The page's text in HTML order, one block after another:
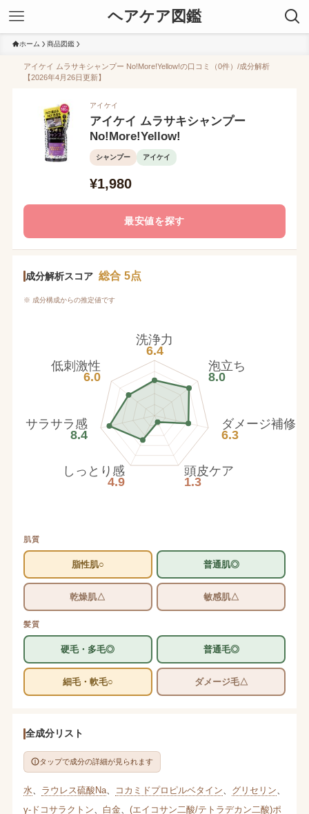
ヘアケア図鑑
ホーム 商品図鑑
アイケイ ムラサキシャンプー No!More!Yellow!の口コミ（0件）/成分解析
【2026年4月26日更新】
アイケイ
アイケイ ムラサキシャンプー
No!More!Yellow!
シャンプー アイケイ
¥1,980
最安値を探す
成分解析スコア 総合 5点
※ 成分構成からの推定値です
洗浄力
6.4
泡立ち
8.0
ダメージ補修
6.3
頭皮ケア
1.3
しっとり感
4.9
サラサラ感
8.4
低刺激性
6.0
肌質
脂性肌○ 普通肌◎
乾燥肌△ 敏感肌△
髪質
硬毛・多毛◎ 普通毛◎
細毛・軟毛○ ダメージ毛△
全成分リスト
タップで成分の詳細が見られます
水 ラウレス硫酸Na、 コカミドプロピルベタイン グリセリン
γ-ドコサラクトン
白金
(エイコサン二酸/テトラデカン二酸)ポ